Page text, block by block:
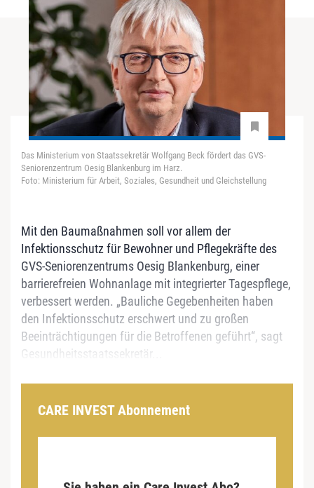
Das Ministerium von Staatssekretär Wolfgang Beck fördert das GVS-
Seniorenzentrum Oesig Blankenburg im Harz.
Foto: Ministerium für Arbeit, Soziales, Gesundheit und Gleichstellung
Mit den Baumaßnahmen soll vor allem der
Infektionsschutz für Bewohner und Pflegekräfte des
GVS-Seniorenzentrums Oesig Blankenburg, einer
barrierefreien Wohnanlage mit integrierter Tagespflege,
verbessert werden. „Bauliche Gegebenheiten haben
den Infektionsschutz erschwert und zu großen
Beeinträchtigungen für die Betroffenen geführt“, sagt
Gesundheitsstaatssekretär...
CARE INVEST Abonnement